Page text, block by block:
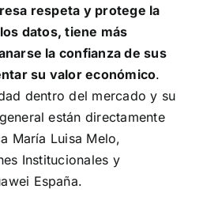
respeta y protege la
datos, tiene más
la confianza de sus
su valor económico.
dentro del mercado y su
están directamente
María Luisa Melo,
Institucionales y
España.